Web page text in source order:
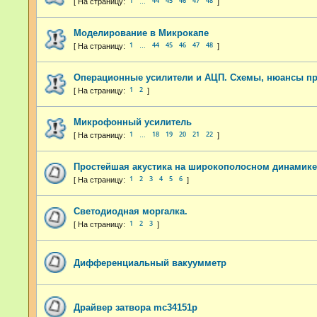
Моделирование в Микрокапе
1 44 45 46 47 48
Операционные усилители и АЦП. Схемы, нюансы
1 2
Микрофонный усилитель
1 18 19 20 21 22
Простейшая акустика на широкополосном динамике
1 2 3 4 5 6
Светодиодная моргалка.
1 2 3
Дифференциальный вакуумметр
Драйвер затвора mc34151p